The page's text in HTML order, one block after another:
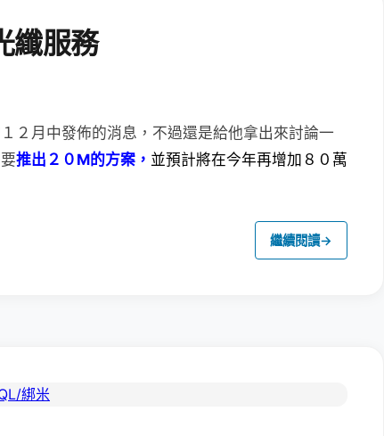
纖服務
２月中發佈的消息， 不過還是給他拿出來討論一
推出２０M的方案， 並預計將在今年再增加８０萬
繼續閱讀→